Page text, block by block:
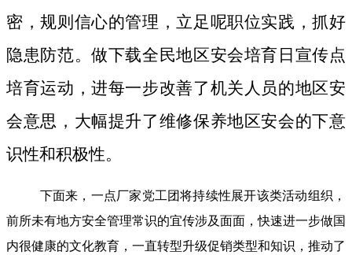
密，规则信心的管理，立足呢职位实践，抓好
隐患防范。做下载全民地区安会培育日宣传点
培育运动，进每一步改善了机关人员的地区安
会意思，大幅提升了维修保养地区安会的下意
识性和积极性。
下面来，一点厂家党工团将持续性展开该类活动组织，
前所未有地方安全管理常识的宜传涉及面面，快速进一步做国
内很健康的文化教育，一直转型升级促销类型和知识，推动了